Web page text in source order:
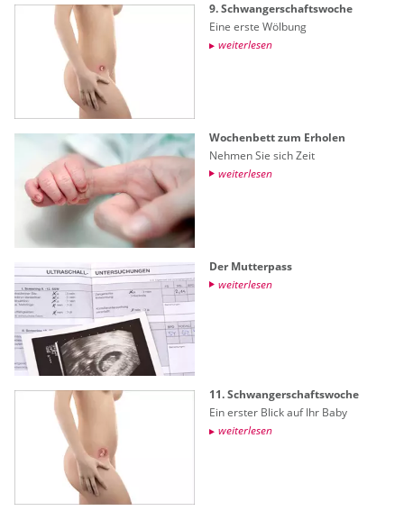
9. Schwan­ger­schafts­wo­che
Eine erste Wöl­bung
wei­ter­le­sen
Wo­chen­bett zum Er­ho­len
Neh­men Sie sich Zeit
wei­ter­le­sen
Der Mut­ter­pass
wei­ter­le­sen
11. Schwan­ger­schafts­wo­che
Ein ers­ter Blick auf Ihr Baby
wei­ter­le­sen